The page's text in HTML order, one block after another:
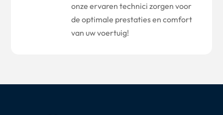
onze ervaren technici zorgen voor
de optimale prestaties en comfort
van uw voertuig!